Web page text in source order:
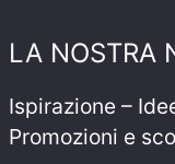
LA NOSTRA
Ispirazione –
Promozioni e